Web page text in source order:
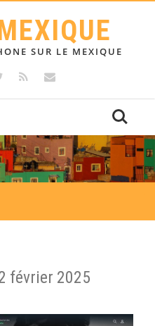
SUR LE MEXIQUE
février 2025